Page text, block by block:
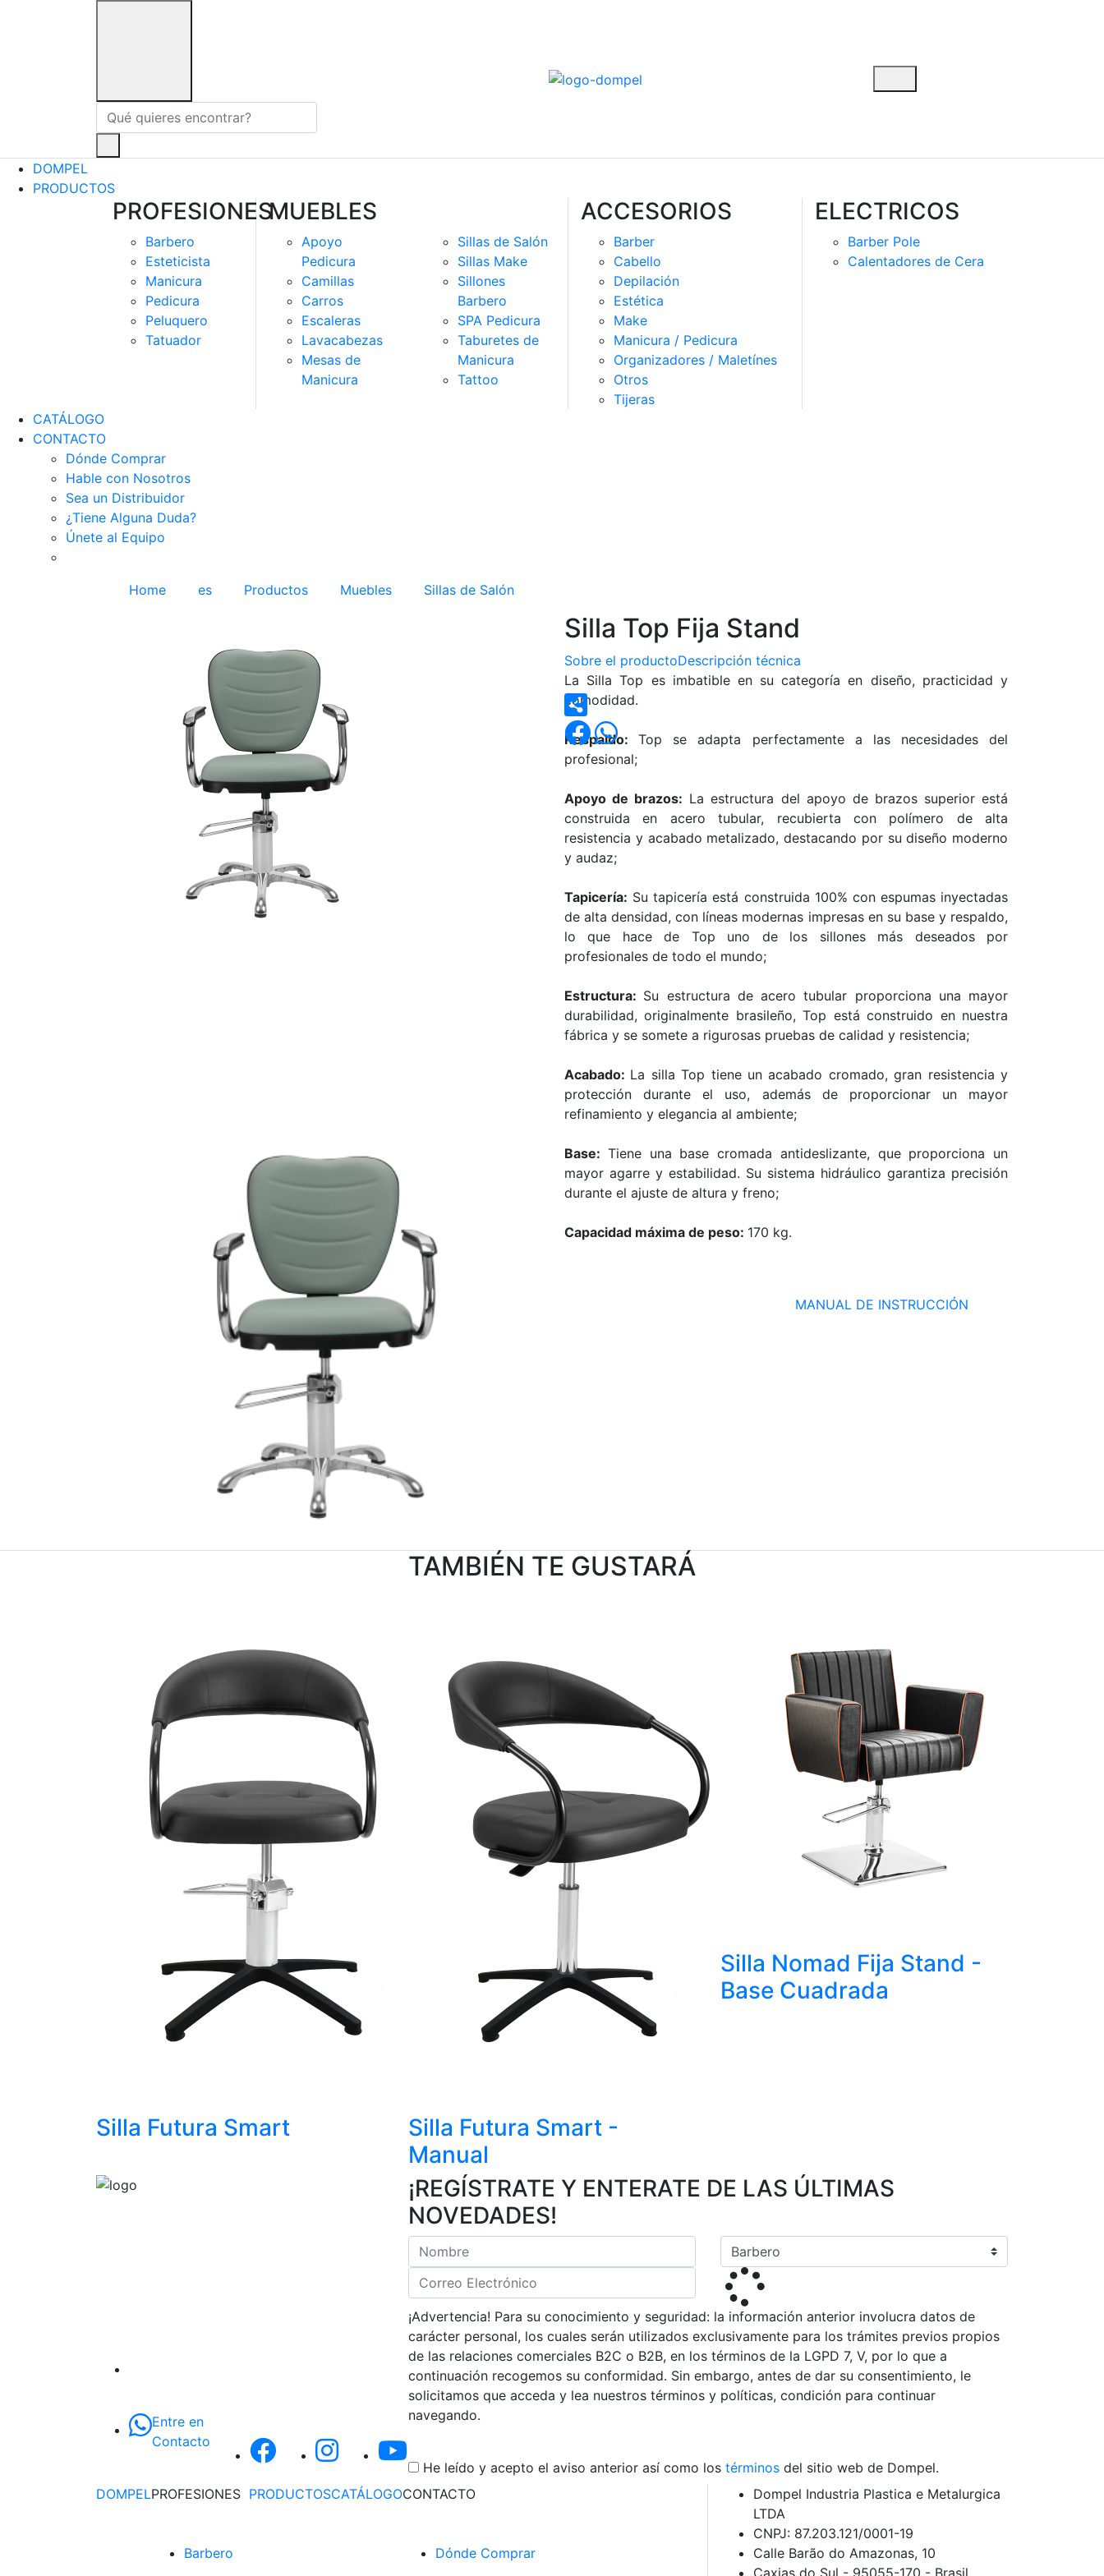
DOMPEL
PRODUCTOS
PROFESIONES
Barbero
Esteticista
Manicura
Pedicura
Peluquero
Tatuador
MUEBLES
Apoyo
Pedicura
Camillas
Carros
Escaleras
Lavacabezas
Mesas de
Manicura
Sillas de Salón
Sillas Make
Sillones
Barbero
SPA Pedicura
Taburetes de
Manicura
Tattoo
ACCESORIOS
Barber
Cabello
Depilación
Estética
Make
Manicura / Pedicura
Organizadores / Maletínes
Otros
Tijeras
ELECTRICOS
Barber Pole
Calentadores de Cera
CATÁLOGO
CONTACTO
Dónde Comprar
Hable con Nosotros
Sea un Distribuidor
¿Tiene Alguna Duda?
Únete al Equipo
Home es Productos Muebles Sillas de Salón
Silla Top Fija Stand
Sobre el productoDescripción técnica
La Silla Top es imbatible en su categoría en diseño, practicidad y
comodidad.
Respaldo:Top se adapta perfectamente a las necesidades del
profesional;
Apoyo de brazos: La estructura del apoyo de brazos superior está
construida en acero tubular, recubierta con polímero de alta
resistencia y acabado metalizado, destacando por su diseño moderno
y audaz;
Tapicería: Su tapicería está construida 100% con espumas inyectadas
de alta densidad, con líneas modernas impresas en su base y respaldo,
lo que hace de Top uno de los sillones más deseados por
profesionales de todo el mundo;
Estructura: Su estructura de acero tubular proporciona una mayor
durabilidad, originalmente brasileño, Top está construido en nuestra
fábrica y se somete a rigurosas pruebas de calidad y resistencia;
Acabado: La silla Top tiene un acabado cromado, gran resistencia y
protección durante el uso, además de proporcionar un mayor
refinamiento y elegancia al ambiente;
Base: Tiene una base cromada antideslizante, que proporciona un
mayor agarre y estabilidad. Su sistema hidráulico garantiza precisión
durante el ajuste de altura y freno;
Capacidad máxima de peso: 170 kg.
MANUAL DE INSTRUCCIÓN
TAMBIÉN TE GUSTARÁ
Silla Futura Smart
Silla Futura Smart -
Manual
Silla Nomad Fija Stand -
Base Cuadrada
Entre en
Contacto
¡REGÍSTRATE Y ENTERATE DE LAS ÚLTIMAS
NOVEDADES!
¡Advertencia! Para su conocimiento y seguridad: la información anterior involucra datos de
carácter personal, los cuales serán utilizados exclusivamente para los trámites previos propios
de las relaciones comerciales B2C o B2B, en los términos de la LGPD 7, V, por lo que a
continuación recogemos su conformidad. Sin embargo, antes de dar su consentimiento, le
solicitamos que acceda y lea nuestros términos y políticas, condición para continuar
navegando.
He leído y acepto el aviso anterior así como los términos del sitio web de Dompel.
DOMPELPROFESIONES
Barbero
PRODUCTOSCATÁLOGOCONTACTO
Dónde Comprar
Dompel Industria Plastica e Metalurgica
LTDA
CNPJ: 87.203.121/0001-19
Calle Barão do Amazonas, 10
Caxias do Sul - 95055-170 - Brasil